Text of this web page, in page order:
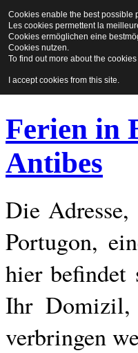
La
Bienvenue
Ferien in
Antibes
Die
Portugon,
hier befindet
Ihr Domizil,
verbringen
Cookies enable the best possible
Les cookies permettent la
Cookies ermöglichen eine
Cookies nutzen.
To find out more about the
I accept cookies from this site.